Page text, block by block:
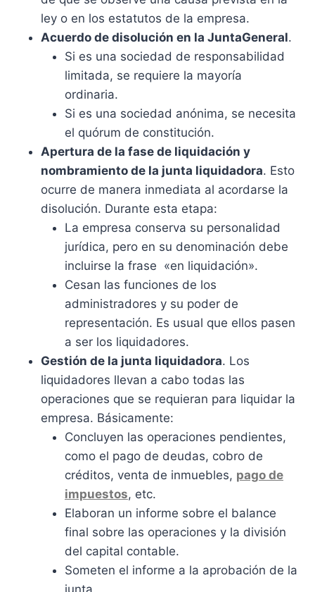
ley o en los estatutos de la empresa.
Acuerdo de disolución en la JuntaGeneral.
Si es una sociedad de responsabilidad
limitada, se requiere la mayoría
ordinaria.
Si es una sociedad anónima, se necesita
el quórum de constitución.
Apertura de la fase de liquidación y
nombramiento de la junta liquidadora. Esto
ocurre de manera inmediata al acordarse la
disolución. Durante esta etapa:
La empresa conserva su personalidad
jurídica, pero en su denominación debe
incluirse la frase «en liquidación».
Cesan las funciones de los
administradores y su poder de
representación. Es usual que ellos pasen
a ser los liquidadores.
Gestión de la junta liquidadora. Los
liquidadores llevan a cabo todas las
operaciones que se requieran para liquidar la
empresa. Básicamente:
Concluyen las operaciones pendientes,
como el pago de deudas, cobro de
créditos, venta de inmuebles, pago de
impuestos, etc.
Elaboran un informe sobre el balance
final sobre las operaciones y la división
del capital contable.
Someten el informe a la aprobación de la
junta.